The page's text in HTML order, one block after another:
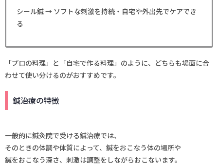
シール鍼 → ソフトな刺激を持続・自宅や外出先でケアでき
る
「プロの料理」と「自宅で作る料理」のように、どちらも場面に合
わせて使い分けるのがおすすめです。
鍼治療の特徴
一般的に鍼灸院で受ける鍼治療では、
そのときの体調や体質によって、鍼をおこなう体の場所や
鍼をおこなう深さ、刺激は調整をしながらおこないます。